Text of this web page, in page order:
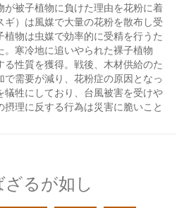
被子植物に負けた理由を花粉に着
ギ）は風媒で大量の花粉を散布し受
物は虫媒で効率的に受精を行うた
寒冷地に追いやられた裸子植物
性質を獲得。戦後、木材供給のた
需要が減り、花粉症の原因となっ
犠牲にしており、台風被害を受けや
理に反する行為は災害に脆いこと
るが如し